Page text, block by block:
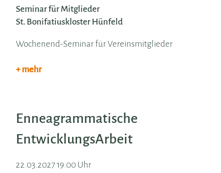
Seminar für Mitglieder
St. Bonifatiuskloster Hünfeld
Wochenend-Seminar für Vereinsmitglieder
+ mehr
Enneagrammatische
EntwicklungsArbeit
22.03.2027 19:00 Uhr